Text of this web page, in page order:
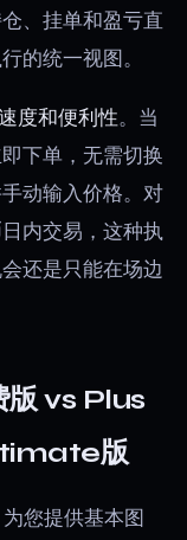
、挂单和盈亏直
的统一视图。
度和便利性。当
下单，无需切换
动输入价格。对
内交易，这种执
还是只能在场边
vs Plus
版
为您提供基本图